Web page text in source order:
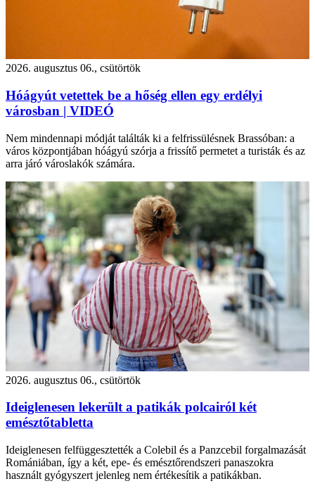
2026. augusztus 06., csütörtök
Hóágyút vetettek be a hőség ellen egy erdélyi
városban | VIDEÓ
Nem mindennapi módját találták ki a felfrissülésnek Brassóban: a
város központjában hóágyú szórja a frissítő permetet a turisták és az
arra járó városlakók számára.
2026. augusztus 06., csütörtök
Ideiglenesen lekerült a patikák polcairól két
emésztőtabletta
Ideiglenesen felfüggesztették a Colebil és a Panzcebil forgalmazását
Romániában, így a két, epe- és emésztőrendszeri panaszokra
használt gyógyszert jelenleg nem értékesítik a patikákban.